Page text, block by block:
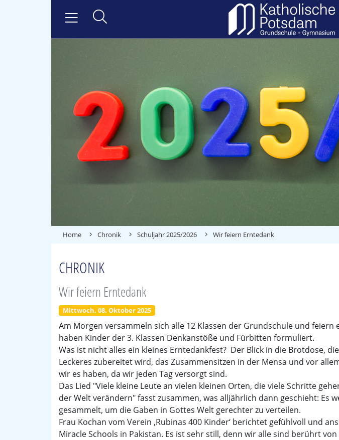
Home Chronik Schuljahr 2025/2026 Wir feiern Erntedank
CHRONIK
Wir feiern Erntedank
Mittwoch, 08. Oktober 2025
Am Morgen versammeln sich alle 12 Klassen der Grundschule und feiern
haben Kinder der 3. Klassen Denkanstöße und Fürbitten formuliert.
Was ist nicht alles ein kleines Erntedankfest? Der Blick in die Brotdose,
Leckeres zubereitet wird, das Zusammensitzen in der Mensa und vor
wir es haben, da wir jeden Tag versorgt sind.
Das Lied "Viele kleine Leute an vielen kleinen Orten, die viele Schritte
der Welt verändern" fasst zusammen, was alljährlich dann geschieht: Es
gesammelt, um die Gaben in Gottes Welt gerechter zu verteilen.
Frau Kochan vom Verein ‚Rubinas 400 Kinder‘ berichtet gefühlvoll und
Miracle Schools in Pakistan. Es ist sehr still, denn wir alle sind berührt